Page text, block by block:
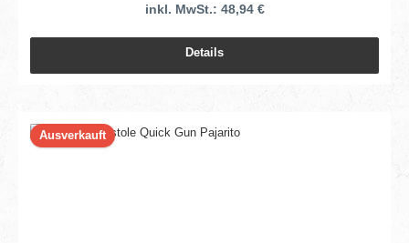
inkl. MwSt.: 48,94 €
Details
Ausverkauft